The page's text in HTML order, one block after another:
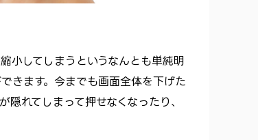
小してしまうというなんとも単純明
きます。今までも画面全体を下げた
れてしまって押せなくなったり、